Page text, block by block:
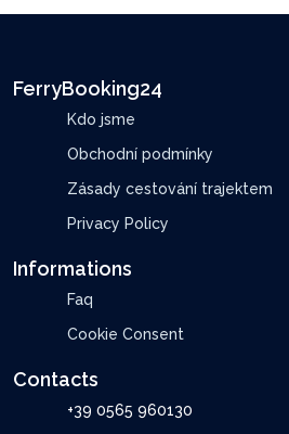
FerryBooking24
Kdo jsme
Obchodní podmínky
Zásady cestování trajektem
Privacy Policy
Informations
Faq
Cookie Consent
Contacts
+39 0565 960130